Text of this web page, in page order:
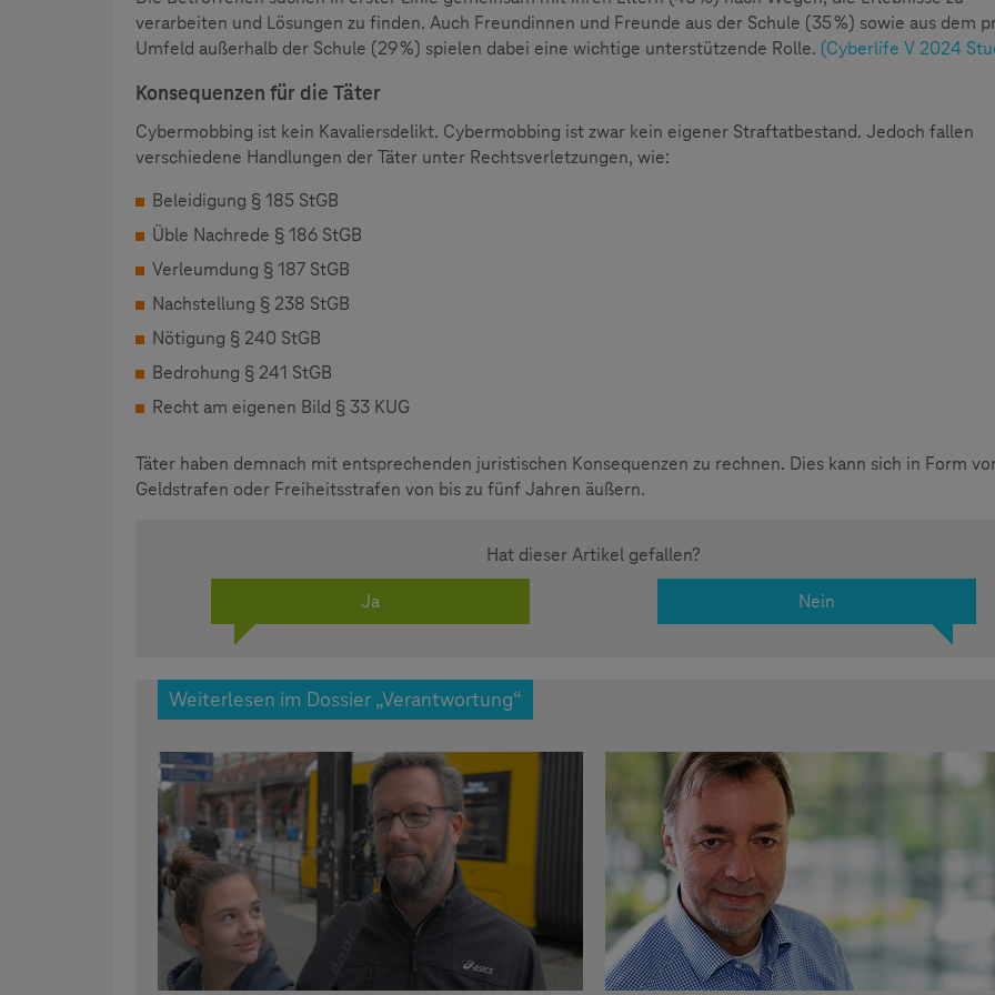
verarbeiten und Lösungen zu finden. Auch Freundinnen und Freunde aus der Schule (35 %) sowie aus dem
Umfeld außerhalb der Schule (29 %) spielen dabei eine wichtige unterstützende Rolle. (Cyberlife V 2024
Konsequenzen für die Täter
Cybermobbing ist kein Kavaliersdelikt. Cybermobbing ist zwar kein eigener Straftatbestand. Jedoch fallen
verschiedene Handlungen der Täter unter Rechtsverletzungen, wie:
Beleidigung § 185 StGB
Üble Nachrede § 186 StGB
Verleumdung § 187 StGB
Nachstellung § 238 StGB
Nötigung § 240 StGB
Bedrohung § 241 StGB
Recht am eigenen Bild § 33 KUG
Täter haben demnach mit entsprechenden juristischen Konsequenzen zu rechnen. Dies kann sich in Form
Geldstrafen oder Freiheitsstrafen von bis zu fünf Jahren äußern.
Hat dieser Artikel gefallen?
Ja
Nein
Weiterlesen im Dossier „Verantwortung“